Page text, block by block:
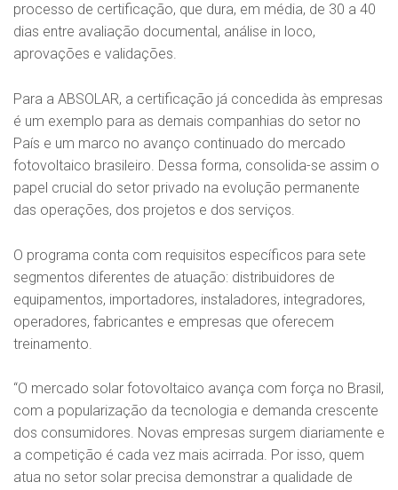
processo de certificação, que dura, em média, de 30 a 40
dias entre avaliação documental, análise in loco,
aprovações e validações.
Para a ABSOLAR, a certificação já concedida às empresas
é um exemplo para as demais companhias do setor no
País e um marco no avanço continuado do mercado
fotovoltaico brasileiro. Dessa forma, consolida-se assim o
papel crucial do setor privado na evolução permanente
das operações, dos projetos e dos serviços.
O programa conta com requisitos específicos para sete
segmentos diferentes de atuação: distribuidores de
equipamentos, importadores, instaladores, integradores,
operadores, fabricantes e empresas que oferecem
treinamento.
“O mercado solar fotovoltaico avança com força no Brasil,
com a popularização da tecnologia e demanda crescente
dos consumidores. Novas empresas surgem diariamente e
a competição é cada vez mais acirrada. Por isso, quem
atua no setor solar precisa demonstrar a qualidade de